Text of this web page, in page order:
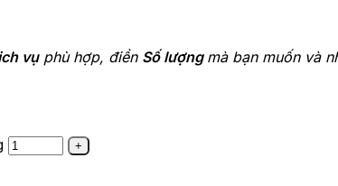
vụphù hợp, điền Số lượng mà bạn muốn và